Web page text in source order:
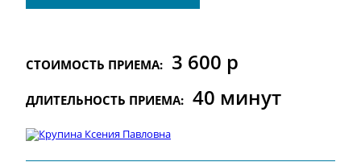
СТОИМОСТЬ ПРИЕМА: 3 600 р
ДЛИТЕЛЬНОСТЬ ПРИЕМА: 40 минут